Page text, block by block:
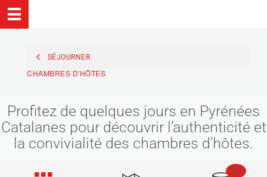
SÉJOURNER
CHAMBRES D'HÔTES
Profitez de quelques jours en Pyrénées
Catalanes pour découvrir l’authenticité et
la convivialité des chambres d’hôtes.
10